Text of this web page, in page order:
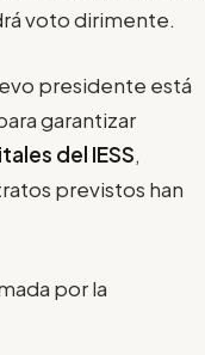
voto dirimente.
presidente está
garantizar
del IESS,
previstos han
por la